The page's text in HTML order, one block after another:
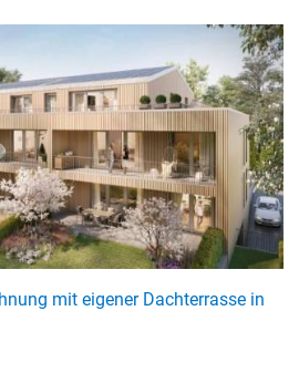
mit eigener Dachterrasse in